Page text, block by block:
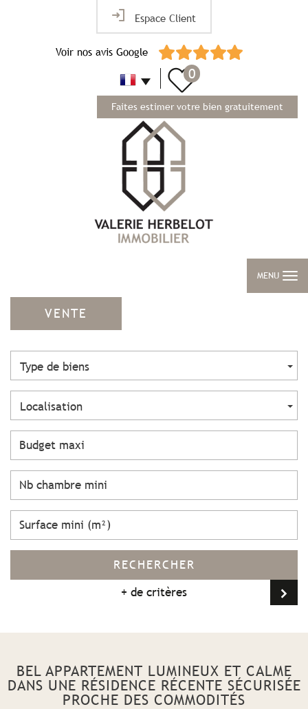
Espace Client
Voir nos avis Google
Faites estimer votre bien gratuitement
0
MENU
VENTE
Type de biens
Localisation
RECHERCHER
+ de critères
BEL APPARTEMENT LUMINEUX ET CALME
DANS UNE RÉSIDENCE RÉCENTE SÉCURISÉE
PROCHE DES COMMODITÉS